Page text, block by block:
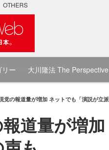
OTHERS
ー 大川隆法 The Perspective
党の報道量が増加 ネットでも「演説が立
道量が増